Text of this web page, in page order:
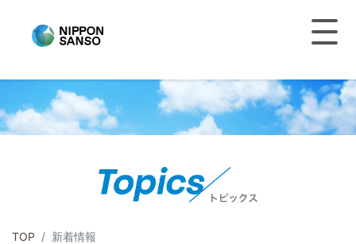
TOP 新着情報